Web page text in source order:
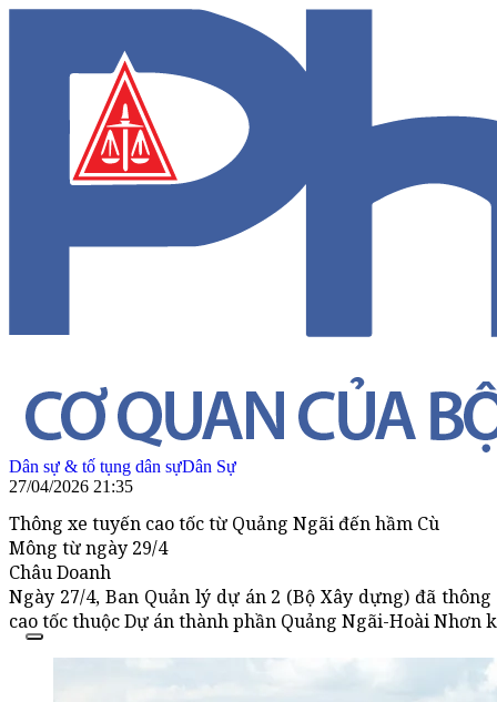
Dân sự & tố tụng dân sựDân Sự
27/04/2026 21:35
Thông xe tuyến cao tốc từ Quảng Ngãi đến hầm Cù
Mông từ ngày 29/4
Châu Doanh
Ngày 27/4, Ban Quản lý dự án 2 (Bộ Xây dựng) đã
cao tốc thuộc Dự án thành phần Quảng Ngãi-Hoài Nhơn